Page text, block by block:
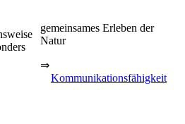
gemeinsames Erleben der
Natur
⇒
Kommunikationsfähigkeit